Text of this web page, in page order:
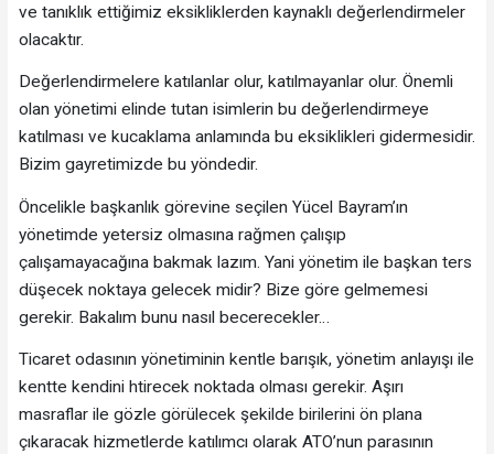
ve tanıklık ettiğimiz eksikliklerden kaynaklı değerlendirmeler
olacaktır.
Değerlendirmelere katılanlar olur, katılmayanlar olur. Önemli
olan yönetimi elinde tutan isimlerin bu değerlendirmeye
katılması ve kucaklama anlamında bu eksiklikleri gidermesidir.
Bizim gayretimizde bu yöndedir.
Öncelikle başkanlık görevine seçilen Yücel Bayram’ın
yönetimde yetersiz olmasına rağmen çalışıp
çalışamayacağına bakmak lazım. Yani yönetim ile başkan ters
düşecek noktaya gelecek midir? Bize göre gelmemesi
gerekir. Bakalım bunu nasıl becerecekler…
Ticaret odasının yönetiminin kentle barışık, yönetim anlayışı ile
kentte kendini htirecek noktada olması gerekir. Aşırı
masraflar ile gözle görülecek şekilde birilerini ön plana
çıkaracak hizmetlerde katılımcı olarak ATO’nun parasının